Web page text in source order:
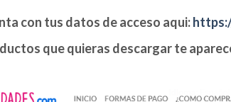
con tus datos de acceso aqui:
que quieras descargar te